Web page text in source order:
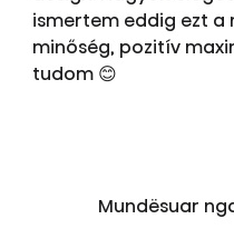
ismertem eddig ezt a
minőség, pozitív
tudom 😊
Mundësuar